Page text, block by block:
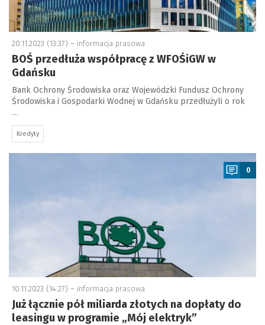
20.11.2023 (13:37) – informacja prasowa
BOŚ przedłuża współpracę z WFOŚiGW w
Gdańsku
Bank Ochrony Środowiska oraz Wojewódzki Fundusz Ochrony
Środowiska i Gospodarki Wodnej w Gdańsku przedłużyli o rok
…
Kredyty
a
0
10.11.2023 (14:27) – informacja prasowa
Już łącznie pół miliarda złotych na dopłaty do
leasingu w programie „Mój elektryk”